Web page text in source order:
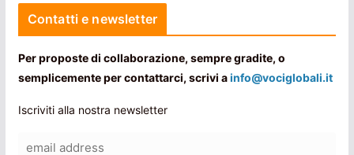
Contatti e newsletter
Per proposte di collaborazione, sempre gradite, o
semplicemente per contattarci, scrivi ainfo@vociglobali.it
Iscriviti alla nostra newsletter